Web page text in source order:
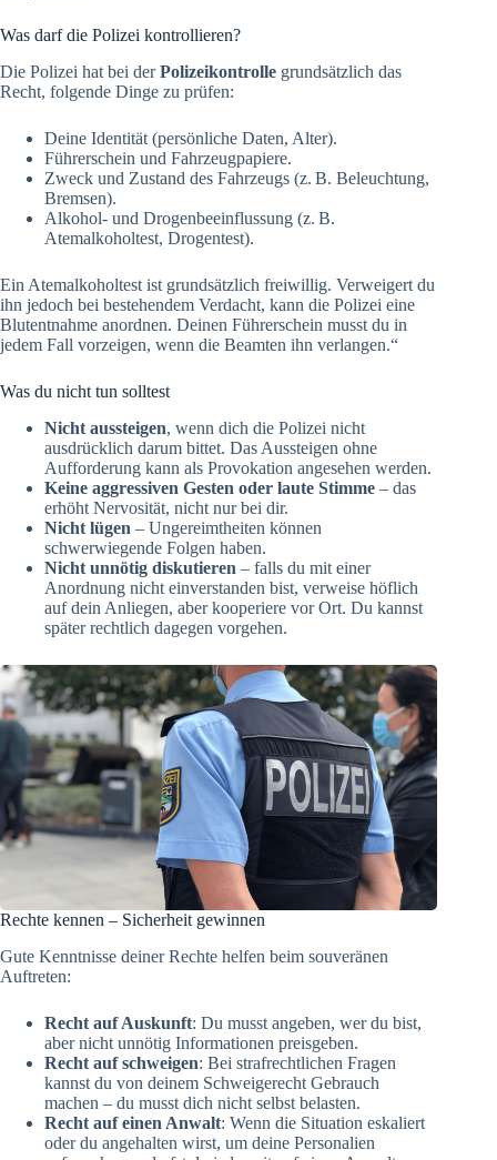
Was darf die Polizei kontrollieren?
Die Polizei hat bei derPolizeikontrolle grundsätzlich das
Recht, folgende Dinge zu prüfen:
Deine Identität (persönliche Daten, Alter).
Führerschein und Fahrzeugpapiere.
Zweck und Zustand des Fahrzeugs (z. B. Beleuchtung,
Bremsen).
Alkohol- und Drogenbeeinflussung (z. B.
Atemalkoholtest, Drogentest).
Ein Atemalkoholtest ist grundsätzlich freiwillig. Verweigert du
ihn jedoch bei bestehendem Verdacht, kann die Polizei eine
Blutentnahme anordnen. Deinen Führerschein musst du in
jedem Fall vorzeigen, wenn die Beamten ihn verlangen.“
Was du nicht tun solltest
Nicht aussteigen, wenn dich die Polizei nicht
ausdrücklich darum bittet. Das Aussteigen ohne
Aufforderung kann als Provokation angesehen werden.
Keine aggressiven Gesten oder laute Stimme – das
erhöht Nervosität, nicht nur bei dir.
Nicht lügen – Ungereimtheiten können
schwerwiegende Folgen haben.
Nicht unnötig diskutieren – falls du mit einer
Anordnung nicht einverstanden bist, verweise höflich
auf dein Anliegen, aber kooperiere vor Ort. Du kannst
später rechtlich dagegen vorgehen.
Rechte kennen – Sicherheit gewinnen
Gute Kenntnisse deiner Rechte helfen beim souveränen
Auftreten:
Recht auf Auskunft: Du musst angeben, wer du bist,
aber nicht unnötig Informationen preisgeben.
Recht auf schweigen: Bei strafrechtlichen Fragen
kannst du von deinem Schweigerecht Gebrauch
machen – du musst dich nicht selbst belasten.
Recht auf einen Anwalt: Wenn die Situation eskaliert
oder du angehalten wirst, um deine Personalien